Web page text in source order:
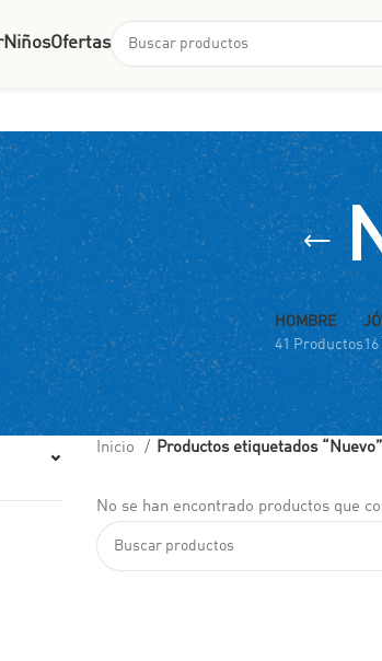
NiñosOfertas
HOMBRE
41 Productos
Inicio Productos etiquetados “Nuevo”
No se han encontrado productos que